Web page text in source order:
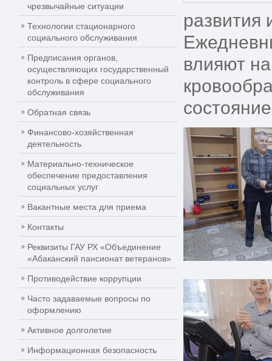
чрезвычайные ситуации
Технологии стационарного
социального обслуживания
Предписания органов,
осуществляющих государственный
контроль в сфере социального
обслуживания
Обратная связь
Финансово-хозяйственная
деятельность
Материально-техническое
обеспечение предоставления
социальных услуг
Вакантные места для приема
Контакты
Реквизиты ГАУ РХ «Объединение
«Абаканский пансионат ветеранов»
Противодействие коррупции
Часто задаваемые вопросы по
оформлению
Активное долголетие
Информационная безопасность
развития
влияют